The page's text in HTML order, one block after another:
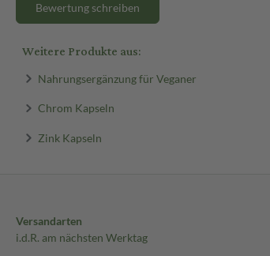
Bewertung schreiben
Weitere Produkte aus:
Nahrungsergänzung für Veganer
Chrom Kapseln
Zink Kapseln
Versandarten
i.d.R. am nächsten Werktag